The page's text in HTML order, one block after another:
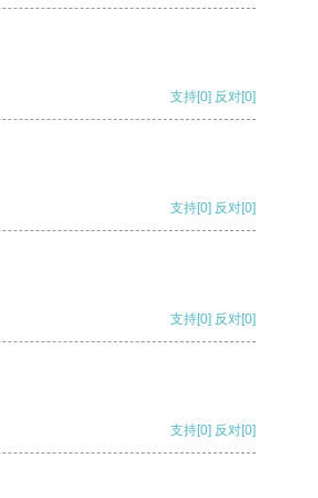
支持[0] 反对[0]
支持[0] 反对[0]
支持[0] 反对[0]
支持[0] 反对[0]